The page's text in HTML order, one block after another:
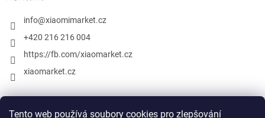
Tento web používá soubory cookies pro zlepšování
info@xiaomimarket.cz
+420 216 216 004
https://fb.com/xiaomarket.cz
xiaomarket.cz
Vytvořil Shoptet